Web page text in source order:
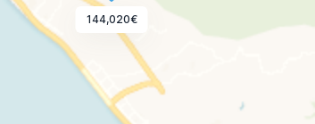
144,020€